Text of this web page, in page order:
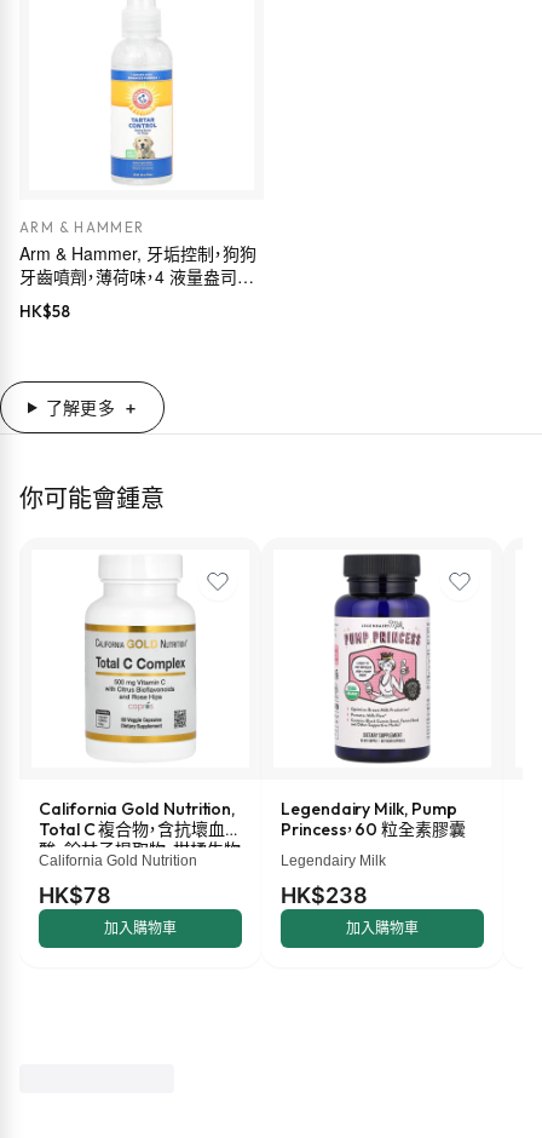
ARM & HAMMER
Arm & Hammer, 牙垢控制，狗狗
牙齒噴劑，薄荷味，4 液量盎司
（118 毫升）
HK$58
了解更多
你可能會鍾意
California Gold Nutrition,
Total C 複合物，含抗壞血
酸、餘甘子提取物、柑橘生物
類黃酮和玫瑰果提取物，
500 毫克，60 粒素食膠囊
California Gold Nutrition
HK$78
加入購物車
Legendairy Milk, Pump
Princess，60 粒全素膠囊
Legendairy Milk
HK$238
加入購物車